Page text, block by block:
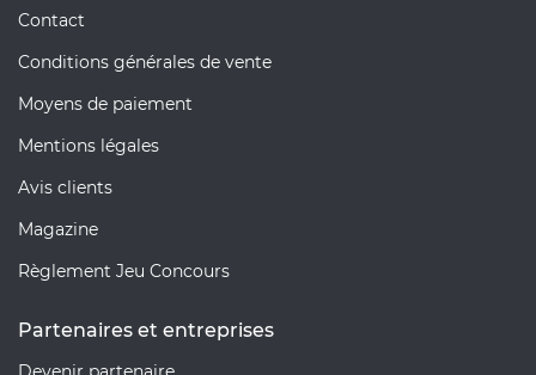
Contact
Conditions générales de vente
Moyens de paiement
Mentions légales
Avis clients
Magazine
Règlement Jeu Concours
Partenaires et entreprises